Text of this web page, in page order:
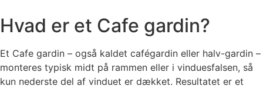
Hvad er et Cafe gardin?
Et Cafe gardin – også kaldet cafégardin eller halv-gardin –
monteres typisk midt på rammen eller i vinduesfalsen, så
kun nederste del af vinduet er dækket. Resultatet er et